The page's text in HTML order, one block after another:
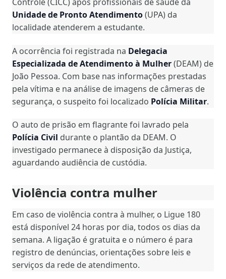
Unidade de Pronto Atendimento(UPA) da
localidade atenderem a estudante.
A ocorrência foi registrada na Delegacia
Especializada de Atendimento à Mulher(DEAM) de
João Pessoa. Com base nas informações prestadas
pela vítima e na análise de imagens de câmeras de
segurança, o suspeito foi localizado Polícia Militar.
O auto de prisão em flagrante foi lavrado pela
Polícia Civil durante o plantão da DEAM. O
investigado permanece à disposição da Justiça,
aguardando audiência de custódia.
Violência contra mulher
Em caso de violência contra à mulher, o Ligue 180
está disponível 24 horas por dia, todos os dias da
semana. A ligação é gratuita e o número é para
registro de denúncias, orientações sobre leis e
serviços da rede de atendimento.